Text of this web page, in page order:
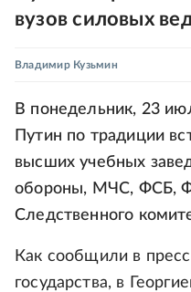
вузов силовых
Владимир Кузьмин
В понедельник, 23
Путин по традиции
высших учебных
обороны, МЧС, ФСБ,
Следственного
Как сообщили в
государства, в